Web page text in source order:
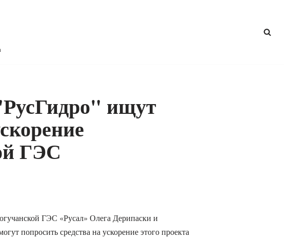
ищут
ГЭС
ГЭС «Русал» Олега Дерипаски и
попросить средства на ускорение этого проекта